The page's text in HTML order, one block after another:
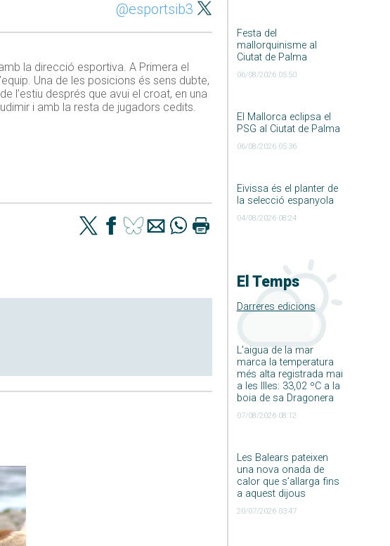
Festa del
mallorquinisme al
Ciutat de Palma
06/08/2026 05:50
El Mallorca eclipsa el
PSG al Ciutat de Palma
06/08/2026 05:36
Eivissa és el planter de
la selecció espanyola
04/08/2026 08:24
El Temps
Darreres edicions
L’aigua de la mar
marca la temperatura
més alta registrada mai
a les Illes: 33,02 ºC a la
boia de sa Dragonera
07/08/2026 08:12
Les Balears pateixen
una nova onada de
calor que s’allarga fins
a aquest dijous
20/07/2026 03:47
@esportsib3
la direcció esportiva. A Primera el
Una de les posicions és sens dubte,
l’estiu després que avui el croat, en una
i amb la resta de jugadors cedits.